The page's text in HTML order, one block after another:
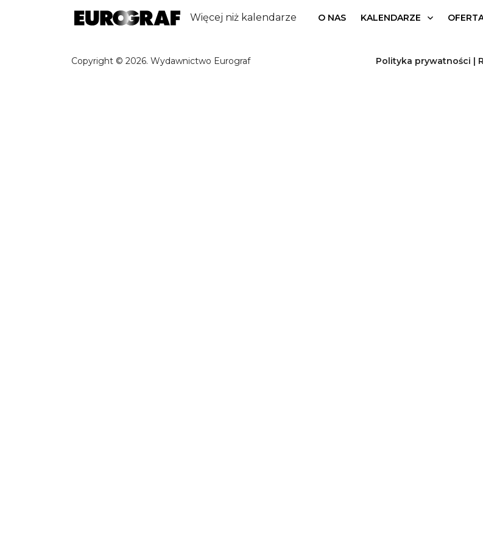
Więcej niż kalendarze O NAS KALENDARZE
Copyright © 2026. Wydawnictwo Eurograf Polityka prywatności |